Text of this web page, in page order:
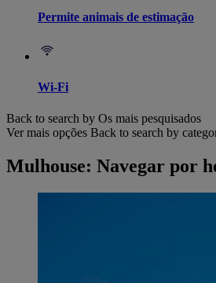
Permite animais de estimação
Wi-Fi
Back to search by Os mais pesquisados
Ver mais opções Back to search by
Mulhouse: Navegar por